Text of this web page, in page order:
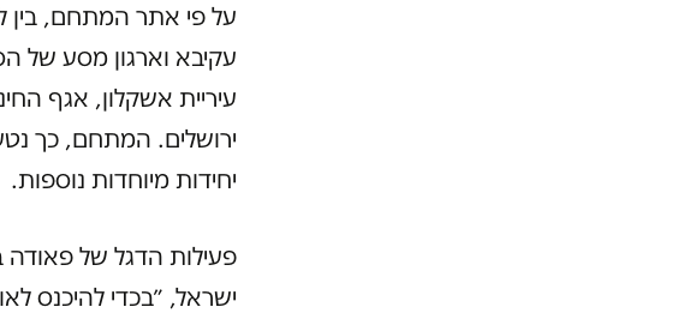
על פי אתר המתחם, בין
עקיבא וארגון מסע של
עיריית אשקלון, אגף
ירושלים. המתחם, כך
יחידות מיוחדות נוספות.
פעילות הדגל של פאודה
ישראל, ״בכדי להיכנס